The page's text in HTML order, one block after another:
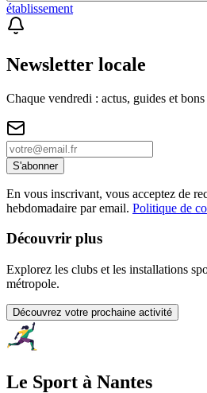
établissement
Newsletter locale
Chaque vendredi : actus, guides et
S'abonner
En vous inscrivant, vous acceptez de
hebdomadaire par email. Politique de
Découvrir plus
Explorez les clubs et les installations
métropole.
Découvrez votre prochaine activité
Le Sport à Nantes